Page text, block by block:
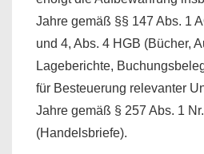
Jahre gemäß §§ 147 Abs. 1
und 4, Abs. 4 HGB (Bücher,
Lageberichte,
für Besteuerung relevanter
Jahre gemäß § 257 Abs. 1
(Handelsbriefe).